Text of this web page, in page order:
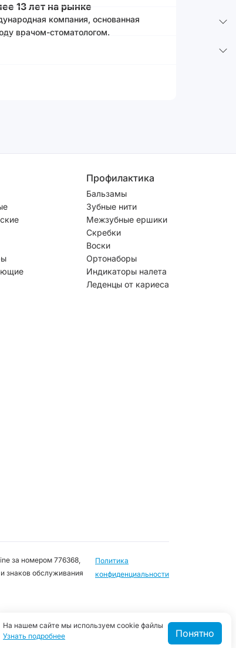
13 лет на рынке
компания, основанная
врачом-стоматологом.
Профилактика
Бальзамы
Зубные нити
Межзубные ершики
Скребки
Воски
Ортонаборы
Индикаторы налета
Леденцы от кариеса
за номером 776368,
знаков обслуживания
Политика
конфиденциальности
На нашем сайте мы используем cookie файлы
Узнать подробнее
Понятно